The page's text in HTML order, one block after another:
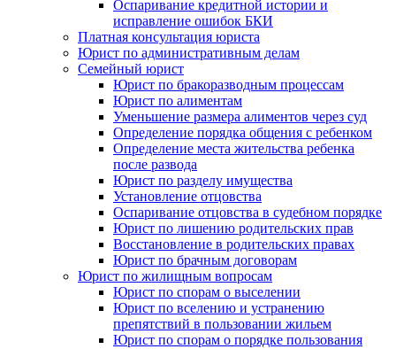
Оспаривание кредитной истории и
исправление ошибок БКИ
Платная консультация юриста
Юрист по административным делам
Семейный юрист
Юрист по бракоразводным процессам
Юрист по алиментам
Уменьшение размера алиментов через суд
Определение порядка общения с ребенком
Определение места жительства ребенка
после развода
Юрист по разделу имущества
Установление отцовства
Оспаривание отцовства в судебном порядке
Юрист по лишению родительских прав
Восстановление в родительских правах
Юрист по брачным договорам
Юрист по жилищным вопросам
Юрист по спорам о выселении
Юрист по вселению и устранению
препятствий в пользовании жильем
Юрист по спорам о порядке пользования